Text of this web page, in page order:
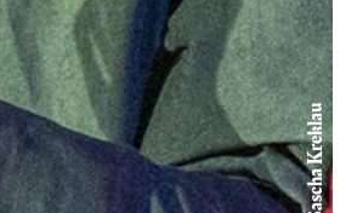
© Sascha Kreklau